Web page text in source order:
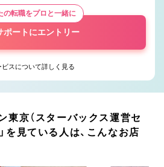
の転職をプロと一緒に
ポートにエントリー
ビスについて詳しく見る
東京（スターバックス運営セ
を見ている人は、こんなお店